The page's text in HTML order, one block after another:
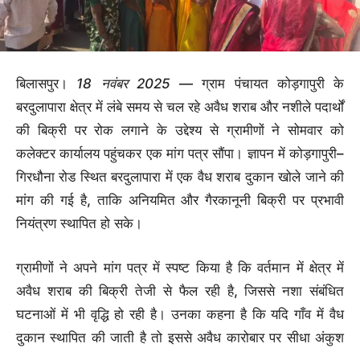
बिलासपुर। 18 नवंबर 2025 — ग्राम पंचायत कोड़गापुरी के
बरदुलापारा क्षेत्र में लंबे समय से चल रहे अवैध शराब और नशीले पदार्थों
की बिक्री पर रोक लगाने के उद्देश्य से ग्रामीणों ने सोमवार को
कलेक्टर कार्यालय पहुंचकर एक मांग पत्र सौंपा। ज्ञापन में कोड़गापुरी–
गिरधौना रोड स्थित बरदुलापारा में एक वैध शराब दुकान खोले जाने की
मांग की गई है, ताकि अनियमित और गैरकानूनी बिक्री पर प्रभावी
नियंत्रण स्थापित हो सके।
ग्रामीणों ने अपने मांग पत्र में स्पष्ट किया है कि वर्तमान में क्षेत्र में
अवैध शराब की बिक्री तेजी से फैल रही है, जिससे नशा संबंधित
घटनाओं में भी वृद्धि हो रही है। उनका कहना है कि यदि गाँव में वैध
दुकान स्थापित की जाती है तो इससे अवैध कारोबार पर सीधा अंकुश